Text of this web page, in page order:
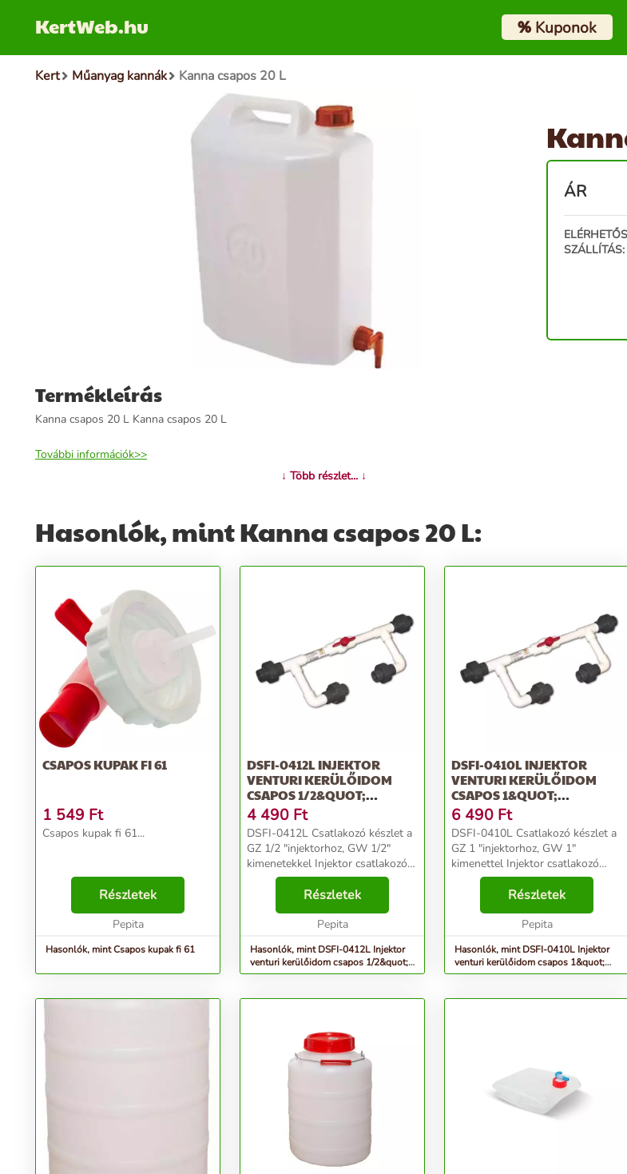
KertWeb.hu %Kuponok
Kert Műanyag kannák Kanna csapos 20 L
ÁR
SZÁLLÍTÁS:
Termékleírás
Kanna csapos 20 L Kanna csapos 20 L
További információk>>
↓ Több részlet... ↓
Hasonlók, mint Kanna csapos 20 L:
CSAPOS KUPAK FI 61
1 549 Ft
Csapos kupak fi 61...
Részletek
Pepita
Hasonlók, mint Csapos kupak fi 61
DSFI-0412L INJEKTOR
VENTURI KERÜLŐIDOM
CSAPOS 1/2&QUOT;
20DB/KART
4 490 Ft
DSFI-0412L Csatlakozó készlet a
GZ 1/2 "injektorhoz, GW 1/2"
kimenetekkel Injektor csatlakozó
készlet. Lehetővé teszi az injektor
felszerelését az öntözőrendszerre.
Két 1/2 "külső menettel és két ...
Részletek
Pepita
Hasonlók, mint DSFI-0412L Injektor
venturi kerülőidom csapos 1/2&quot;
20db/kart
DSFI-0410L INJEKTOR
VENTURI KERÜLŐIDOM
CSAPOS 1&QUOT;
10DB/KART
6 490 Ft
DSFI-0410L Csatlakozó készlet a
GZ 1 "injektorhoz, GW 1"
kimenettel Injektor csatlakozó
készlet. Lehetővé teszi az injektor
felszerelését az öntözőrendszerre.
Két 1 "külső menettel és két 1"
Részletek
Pepita
Hasonlók, mint DSFI-0410L Injektor
venturi kerülőidom csapos 1&quot;
10db/kart